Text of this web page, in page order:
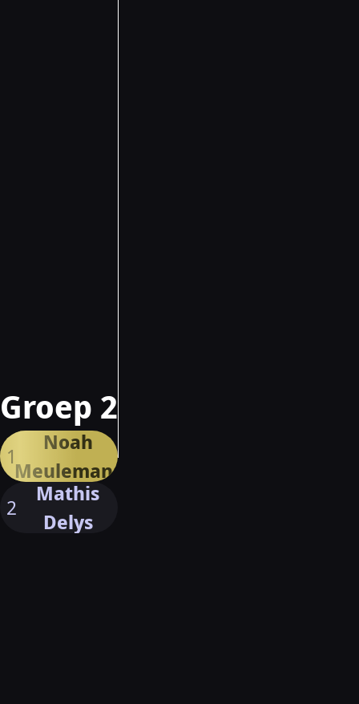
Groep 2
1
Noah
Meulemans
2
Mathis
Delys